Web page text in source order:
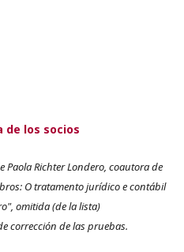
de los socios
Paola Richter Londero, coautora de
O tratamento jurídico e contábil
omitida (de la lista)
corrección de las pruebas.